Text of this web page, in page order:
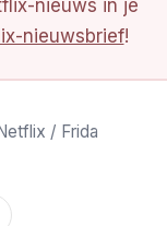
nieuws in je
nieuwsbrief!
/ Frida